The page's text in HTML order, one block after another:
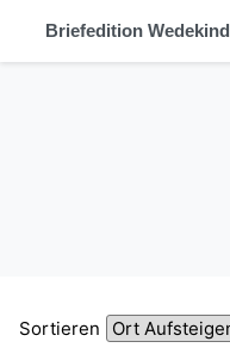
Briefedition Wedekind
Sortieren